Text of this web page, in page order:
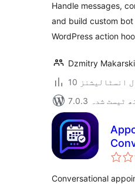
Handle messages,
and build custom bot
WordPress action
Dzmitry Makarski
انسٹالیشنز
ٹیسٹ شدہ
Conversational